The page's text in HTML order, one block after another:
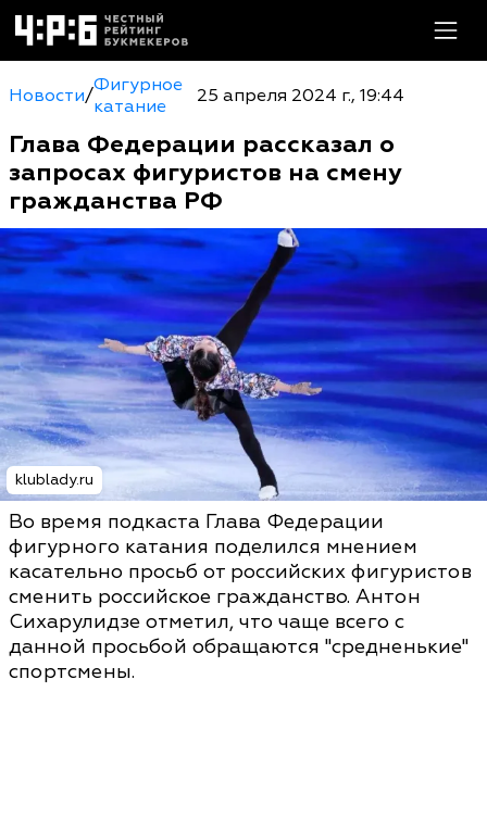
Новости/Фигурное
катание
25 апреля 2024 г., 19:44
Глава Федерации рассказал о
запросах фигуристов на смену
гражданства РФ
klublady.ru
Во время подкаста Глава Федерации
фигурного катания поделился мнением
касательно просьб от российских фигуристов
сменить российское гражданство. Антон
Сихарулидзе отметил, что чаще всего с
данной просьбой обращаются "средненькие"
спортсмены.